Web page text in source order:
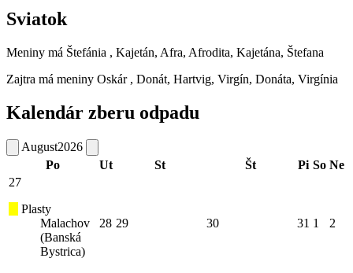
Sviatok
Meniny má Štefánia , Kajetán, Afra, Afrodita, Kajetána, Štefana
Zajtra má meniny Oskár , Donát, Hartvig, Virgín, Donáta, Virgínia
Kalendár zberu odpadu
August2026
Po
Ut St Št Pi So Ne
27
Plasty
Malachov
(Banská
Bystrica)
28 29 30 31 1 2